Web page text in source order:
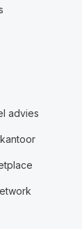
advies